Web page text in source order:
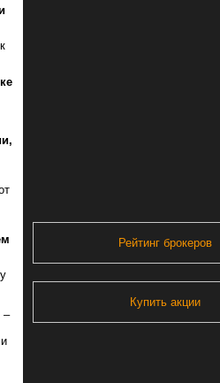
–
Рейтинг брокеров
Купить акции